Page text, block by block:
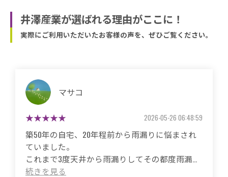
井澤産業が選ばれる理由がここに！
実際にご利用いただいたお客様の声を、ぜひご覧ください。
マサコ
2026-05-26 06:48:59
築50年の自宅、20年程前から雨漏りに悩まされ
ていました。
これまで3度天井から雨漏りしてその都度雨漏り
箇所は修繕してもらいましたがスッキリ直った